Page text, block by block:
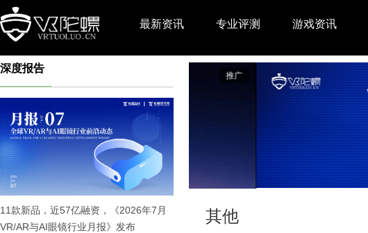
最新资讯 专业评测 游戏资讯
深度报告
11款新品，近57亿融资，《2026年7月
VR/AR与AI眼镜行业月报》发布
其他